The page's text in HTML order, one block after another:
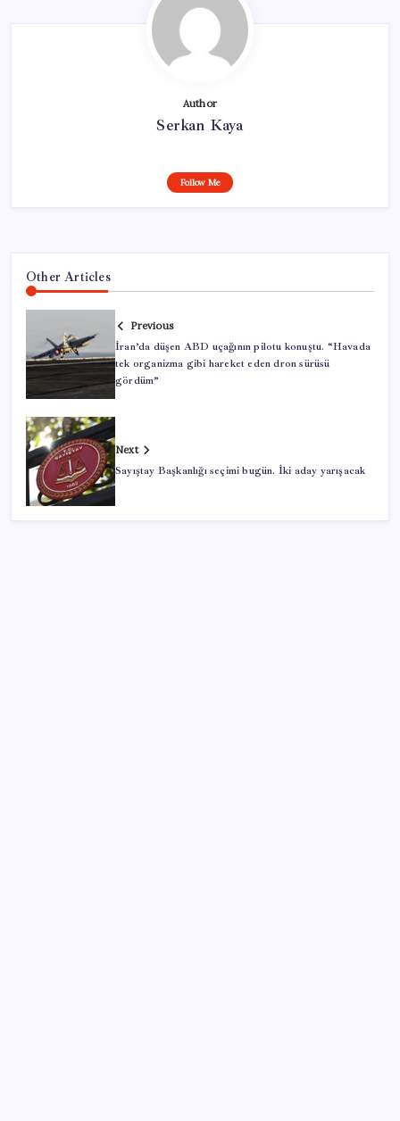
Author
Serkan Kaya
Follow Me
Other Articles
Previous
İran’da düşen ABD uçağının pilotu konuştu. “Havada
tek organizma gibi hareket eden dron sürüsü
gördüm”
Next
Sayıştay Başkanlığı seçimi bugün. İki aday yarışacak